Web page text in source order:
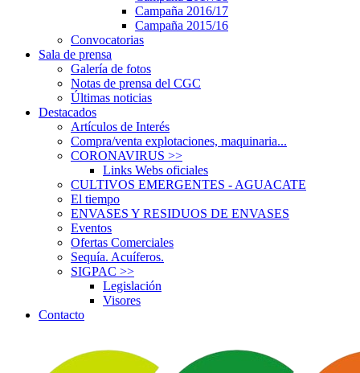
Campaña 2016/17
Campaña 2015/16
Convocatorias
Sala de prensa
Galería de fotos
Notas de prensa del CGC
Últimas noticias
Destacados
Artículos de Interés
Compra/venta explotaciones, maquinaria...
CORONAVIRUS >>
Links Webs oficiales
CULTIVOS EMERGENTES - AGUACATE
El tiempo
ENVASES Y RESIDUOS DE ENVASES
Eventos
Ofertas Comerciales
Sequía. Acuíferos.
SIGPAC >>
Legislación
Visores
Contacto